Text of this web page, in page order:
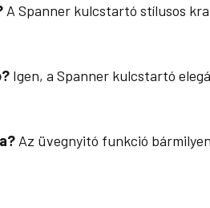
A Spanner kulcstartó stílusos
Igen, a Spanner kulcstartó
Az üvegnyitó funkció